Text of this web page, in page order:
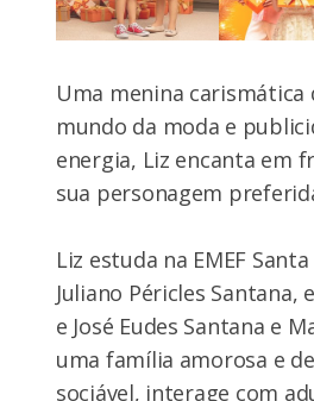
Uma menina
mundo da moda e
energia, Liz encanta em
sua personagem
Liz estuda na EMEF
Juliano Péricles
e José Eudes Santana e
uma família amorosa e
sociável, interage com